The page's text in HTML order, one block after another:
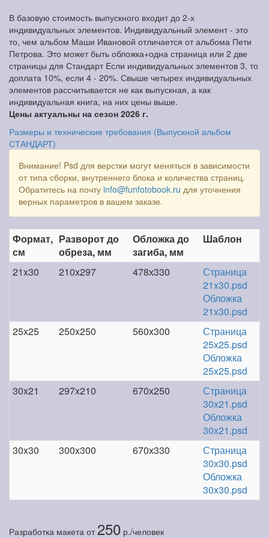
В базовую стоимость выпускного входит до 2-х
индивидуальных элементов. Индивидуальный элемент - это
то, чем альбом Маши Ивановой отличается от альбома Пети
Петрова. Это может быть обложка+одна страница или 2 две
страницы для Стандарт Если индивидуальных элементов 3, то
доплата 10%, если 4 - 20%. Свыше четырех индивидуальных
элементов рассчитывается не как выпускная, а как
индивидуальная книга, на них цены выше.
Цены актуальны на сезон 2026 г.
Размеры и технические требования (Выпускной альбом
СТАНДАРТ)
Внимание! Psd для верстки могут меняться в зависимости
от типа сборки, внутреннего блока и количества страниц.
Обратитесь на почту info@funfotobook.ru для уточнения
верных параметров в вашем заказе.
Формат,
см
Разворот до
обреза, мм
Обложка до
загиба, мм
Шаблон
21x30 210x297 478х330
Страница
21x30.psd
Обложка
21x30.psd
25x25
250x250 560х300
Страница
25x25.psd
Обложка
25x25.psd
30x21
297x210 670х250
Страница
30x21.psd
Обложка
30x21.psd
30x30
300x300 670х330
Страница
30x30.psd
Обложка
30x30.psd
Разработка макета от 250 р./человек